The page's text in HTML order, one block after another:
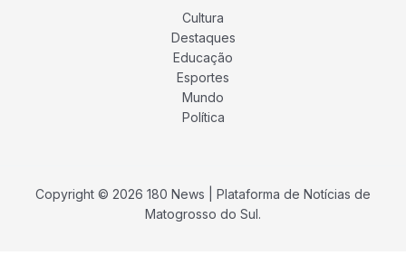
Cultura
Destaques
Educação
Esportes
Mundo
Política
Copyright © 2026 180 News | Plataforma de Notícias de
Matogrosso do Sul.